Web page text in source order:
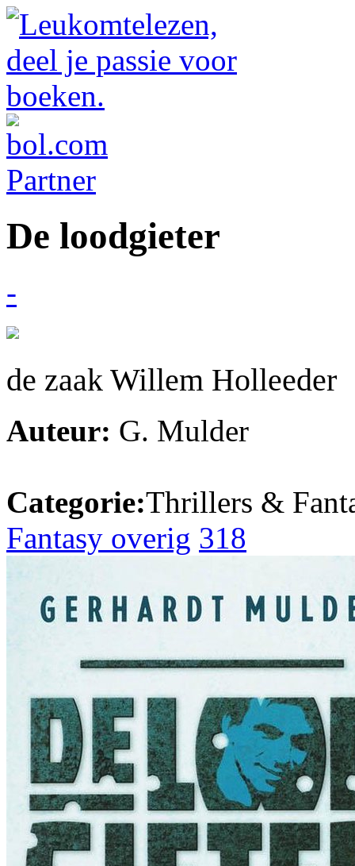
De loodgieter
-
de zaak Willem Holleeder
Auteur: G. Mulder
Categorie:Thrillers &
Fantasy overig 318